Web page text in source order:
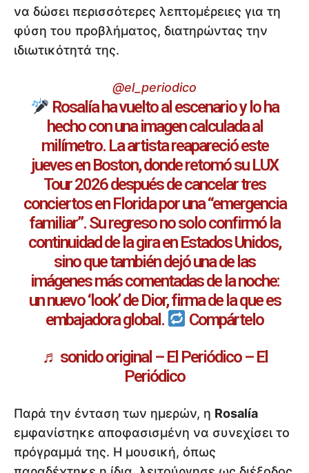
να δώσει περισσότερες λεπτομέρειες για τη
φύση του προβλήματος, διατηρώντας την
ιδιωτικότητά της.
@el_periodico
Rosalía ha vuelto al escenario y lo ha
hecho con una imagen calculada al
milímetro. La artista reapareció este
jueves en Boston, donde retomó su LUX
Tour 2026 después de cancelar tres
conciertos en Florida por una “emergencia
familiar”. Su regreso no solo confirmó la
continuidad de la gira en Estados Unidos,
sino que también dejó una de las
imágenes más comentadas de la noche:
un nuevo ‘look’ de Dior, firma de la que es
embajadora global.
Compártelo
♬ sonido original – El Periódico – El
Periódico
Παρά την ένταση των ημερών, η Rosalía
εμφανίστηκε αποφασισμένη να συνεχίσει το
πρόγραμμά της. Η μουσική, όπως